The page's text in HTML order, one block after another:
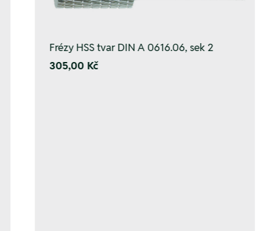
Frézy HSS tvar DIN A 0616.06, sek 2
305,00 Kč